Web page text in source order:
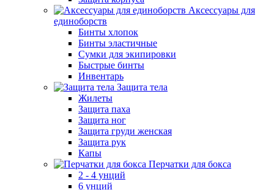
Аксессуары для
единоборств
Бинты хлопок
Бинты эластичные
Сумки для экипировки
Быстрые бинты
Инвентарь
Защита тела
Жилеты
Защита паха
Защита ног
Защита груди женская
Защита рук
Капы
Перчатки для бокса
2 - 4 унций
6 унций